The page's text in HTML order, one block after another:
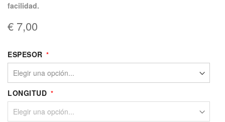
facilidad.
€ 7,00
ESPESOR
LONGITUD